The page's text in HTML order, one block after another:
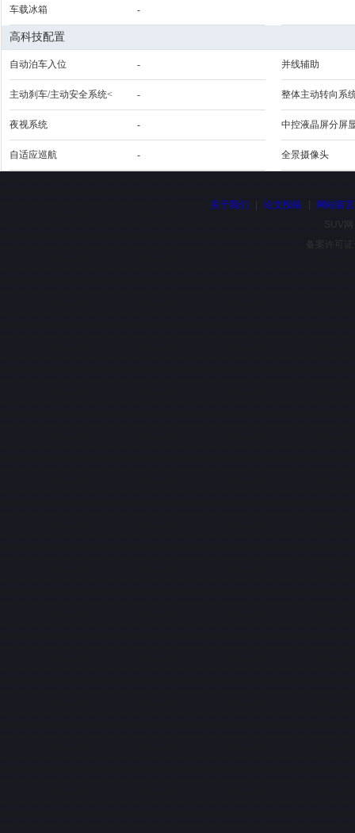
车载冰箱 -
高科技配置
自动泊车入位 - 并线辅助
主动刹车/主动安全系统< - 整体主动转向系
夜视系统 - 中控液晶屏分屏
自适应巡航 - 全景摄像头
关于我们 论文投稿
网站留言
SUV
备案许可